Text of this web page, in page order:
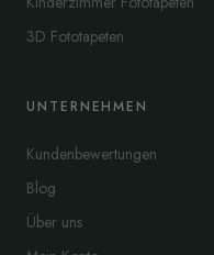
3D Fototapeten
UNTERNEHMEN
Kundenbewertungen
Blog
Über uns